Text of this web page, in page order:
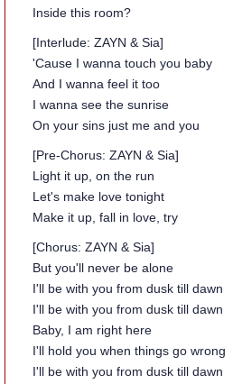
Inside this room?
[Interlude: ZAYN & Sia]
'Cause I wanna touch you baby
And I wanna feel it too
I wanna see the sunrise
On your sins just me and you
[Pre-Chorus: ZAYN & Sia]
Light it up, on the run
Let's make love tonight
Make it up, fall in love, try
[Chorus: ZAYN & Sia]
But you'll never be alone
I'll be with you from dusk till dawn
I'll be with you from dusk till dawn
Baby, I am right here
I'll hold you when things go wrong
I'll be with you from dusk till dawn